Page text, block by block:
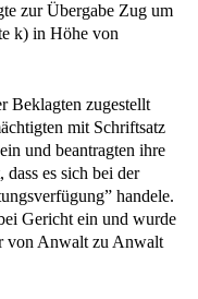
zur Übergabe Zug um
k) in Höhe von
Beklagten zugestellt
mit Schriftsatz
und beantragten ihre
es sich bei der
handele.
Gericht ein und wurde
von Anwalt zu Anwalt